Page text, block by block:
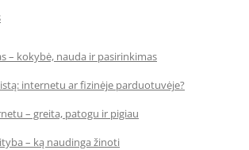
– kokybė, nauda ir pasirinkimas
internetu ar fizinėje parduotuvėje?
– greita, patogu ir pigiau
– ką naudinga žinoti